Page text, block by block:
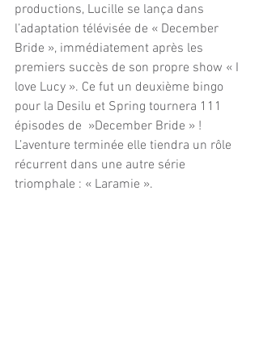
productions, Lucille se lança dans
l’adaptation télévisée de « December
Bride », immédiatement après les
premiers succès de son propre show « I
love Lucy ». Ce fut un deuxième bingo
pour la Desilu et Spring tournera 111
épisodes de  »December Bride » !
L’aventure terminée elle tiendra un rôle
récurrent dans une autre série
triomphale : « Laramie ».